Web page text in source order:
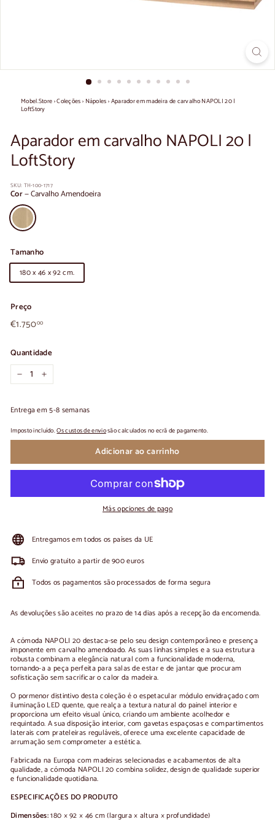
Mobel.Store›Coleções› Nápoles›Aparador em madeira de carvalho NAPOLI 20 |
LoftStory
Aparador em carvalho NAPOLI 20 |
LoftStory
SKU: TH-100-1717
Cor—Carvalho Amendoeira
Tamanho
180 x 46 x 92 cm.
Preço
Preço
normal
€1.75000€1.750,00
Quantidade
+
Entrega em 5-8 semanas
Imposto incluído.Os custos de enviosão calculados no ecrã de pagamento.
Adicionar ao carrinho
Más opciones de pago
Entregamos em todos os países da UE
Envio gratuito a partir de 900 euros
Todos os pagamentos são processados de forma segura
As devoluções são aceites no prazo de 14 dias após a recepção da encomenda.
A cómoda NAPOLI 20 destaca-se pelo seu design contemporâneo e presença
imponente em carvalho amendoado. As suas linhas simples e a sua estrutura
robusta combinam a elegância natural com a funcionalidade moderna,
tornando-a a peça perfeita para salas de estar e de jantar que procuram
sofisticação sem sacrificar o calor da madeira.
O pormenor distintivo desta coleção é o espetacular módulo envidraçado com
iluminação LED quente, que realça a textura natural do painel interior e
proporciona um efeito visual único, criando um ambiente acolhedor e
requintado. A sua disposição interior, com gavetas espaçosas e compartimentos
laterais com prateleiras reguláveis, oferece uma excelente capacidade de
arrumação sem comprometer a estética.
Fabricada na Europa com madeiras selecionadas e acabamentos de alta
qualidade, a cómoda NAPOLI 20 combina solidez, design de qualidade superior
e funcionalidade quotidiana.
ESPECIFICAÇÕES DO PRODUTO
Dimensões:180 × 92 × 46 cm (largura × altura × profundidade)